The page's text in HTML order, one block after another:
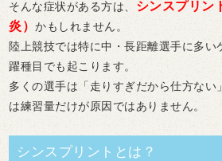
そんな症状がある方は、 シンスプリン
炎）かもしれません。
陸上競技では特に中・長距離選手に多い
躍種目でも起こります。
多くの選手は「走りすぎだから仕方ない
は練習量だけが原因ではありません。
シンスプリントとは？